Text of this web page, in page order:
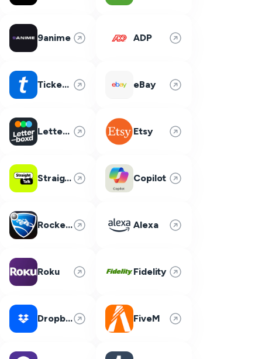
9anime ADP
Ticketmaster eBay
Letterboxd Etsy
Straight Talk Copilot
Rocket League Alexa
Roku Fidelity
Dropbox FiveM